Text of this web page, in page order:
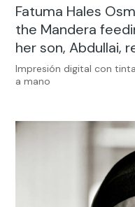
Fatuma Hales
the Mandera
her son, Abdullai,
Impresión digital con
a mano